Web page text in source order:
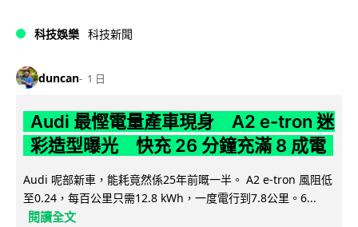
科技娛樂 科技新聞
duncan 1 日
Audi 最慳電量產車現身 A2 e-tron 迷
彩造型曝光 快充 26 分鐘充滿 8 成電
Audi 呢部新車，能耗竟然係25年前嘅一半。 A2 e-tron 風阻低
至0.24，每百公里只需12.8 kWh，一度電行到7.8公里。6...
閱讀全文